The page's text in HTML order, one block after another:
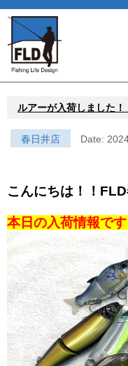
ルアーが入荷しました！
春日井店 Date:
こんにちは！！
本日の入荷情報です